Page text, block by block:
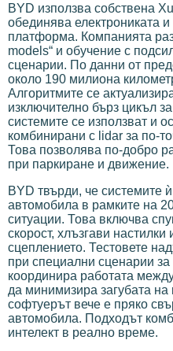
BYD използва собствена
обединява електрониката
платформа. Компанията
models“ и обучение с
сценарии. По данни от
около 190 милиона
Алгоритмите се
изключително бърз цикъл
системите се използват и
комбинирани с lidar за по-
Това позволява по-добро
при паркиране и движение.
BYD твърди, че системите
автомобила в рамките на
ситуации. Това включва
скорост, хлъзгави
сцеплението. Тестовете
при специални сценарии
координира работата
да минимизира загубата на
софтуерът вече е пряко
автомобила. Подходът
интелект в реално време.